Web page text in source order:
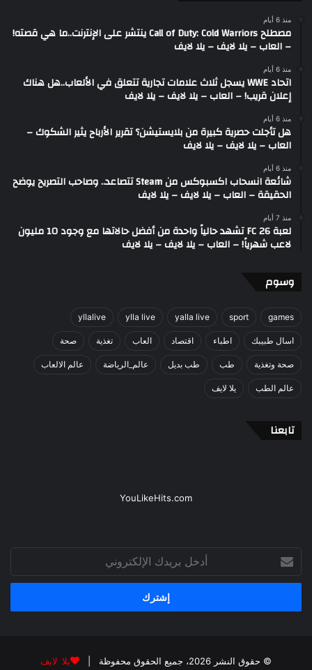
منذ 6 أيام
مصطلح Call of Duty: Cold Warriors ينتشر على الإنترنت..ما هي قصته!
– العاب – يلا لايف – يلا لايف
منذ 6 أيام
اتحاد WWE يسجل ثلاث علامات تجارية تتعلق في الألعاب..هل هناك
إعلان قريب! – العاب – يلا لايف – يلا لايف
منذ 6 أيام
هل تأجلت حصرية كبيرة من بلايستيشن؟ تقرير الأرباح يثير الشكوك –
العاب – يلا لايف – يلا لايف
منذ 6 أيام
شائعة انسحاب اكسبوكس من Steam تتصاعد.. وصاحب التصريح يوضح
الحقيقة – العاب – يلا لايف – يلا لايف
منذ 7 أيام
لعبة FC 26 تشهد حالياً واحدة من أفضل حالاتها مع وجود 10 مليون
لاعب شهرياً! – العاب – يلا لايف – يلا لايف
وسوم
games
sport
yalla live
ylla live
yllalive
اسال طبيبك اطباء اقتصاد العاب تغذية صحة
صحة وتغذية طب طب بديل عالم_الرياضة عالم الالعاب
عالم الطب يلا لايف
تابعنا
YouLikeHits.com
بريدك
الإلكتروني
© حقوق النشر 2026، جميع الحقوق محفوظة | يلا لايف